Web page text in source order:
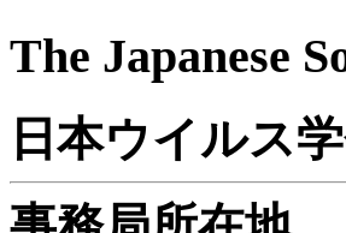
The Japanese
日本ウイルス